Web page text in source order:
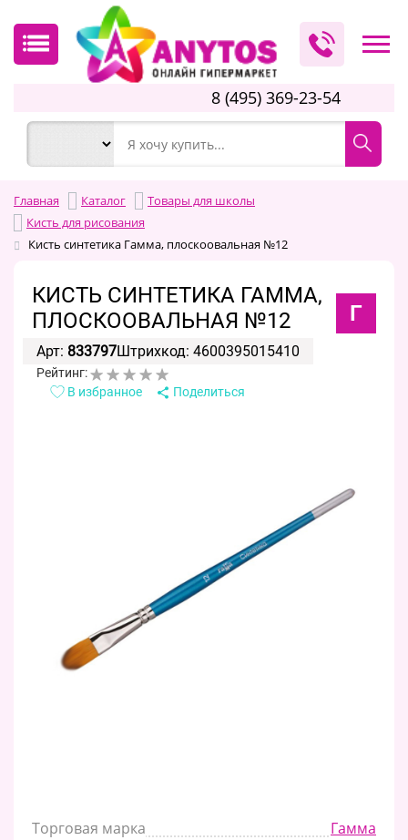
8 (495) 369-23-54
Главная Каталог
Товары для школы
Кисть для рисования
Кисть синтетика Гамма, плоскоовальная №12
КИСТЬ СИНТЕТИКА ГАММА,
ПЛОСКООВАЛЬНАЯ №12
Г
Арт: 833797Штрихкод: 4600395015410
Рейтинг:
В избранное
Поделиться
Торговая марка
Гамма